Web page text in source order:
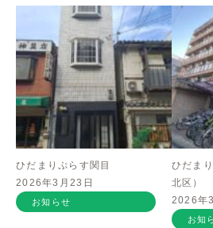
ひだまりぷらす関目
2026年3月23日
お知らせ
ひだま
北区）
2026年
お知